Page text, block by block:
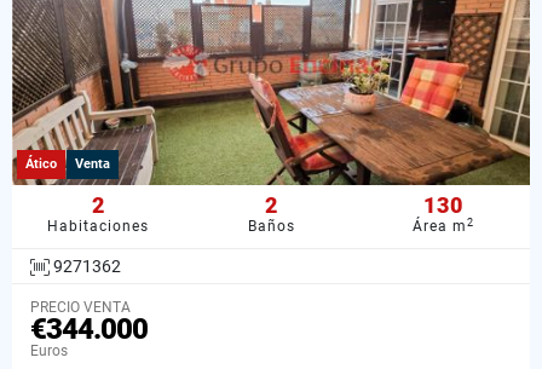
Ático Venta
2
Habitaciones
2
Baños
130
Área m2
9271362
PRECIO VENTA
€344.000
Euros